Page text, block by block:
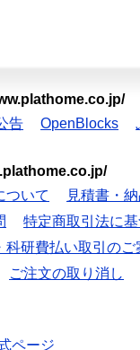
告 OpenBlocks
ついて
見積書・
特定商取引法に
科研費払い取引のご
ご注文の取り消し
ページ